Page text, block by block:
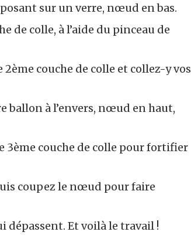
sur un verre, nœud en bas.
de colle, à l’aide du pinceau de
couche de colle et collez-y vos
ballon à l’envers, nœud en haut,
3ème couche de colle pour fortifier
coupez le nœud pour faire
dépassent. Et voilà le travail !